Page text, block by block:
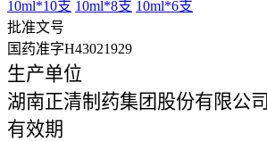
10ml*10支 10ml*8支 10ml*6支
批准文号
国药准字H43021929
生产单位
湖南正清制药集团股份有限公司
有效期